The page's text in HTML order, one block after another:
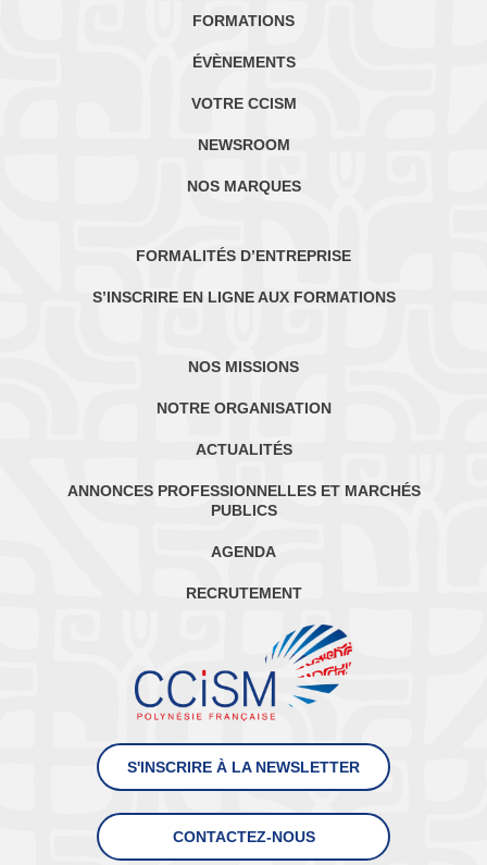
FORMATIONS
ÉVÈNEMENTS
VOTRE CCISM
NEWSROOM
NOS MARQUES
FORMALITÉS D’ENTREPRISE
S’INSCRIRE EN LIGNE AUX FORMATIONS
NOS MISSIONS
NOTRE ORGANISATION
ACTUALITÉS
ANNONCES PROFESSIONNELLES ET MARCHÉS
PUBLICS
AGENDA
RECRUTEMENT
S'INSCRIRE À LA NEWSLETTER
CONTACTEZ-NOUS